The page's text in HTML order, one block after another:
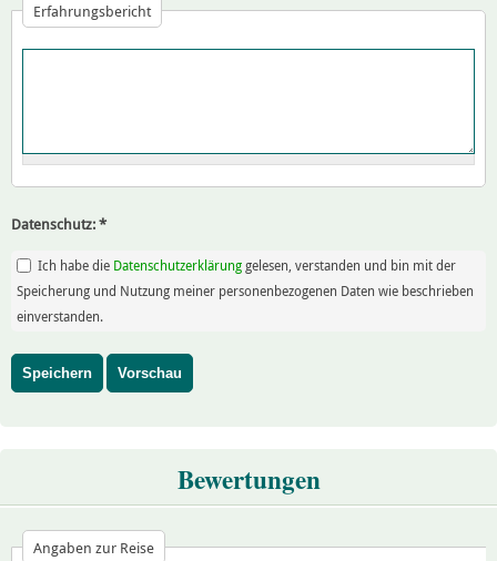
Erfahrungsbericht
Datenschutz:*
Ich habe die Datenschutzerklärung gelesen, verstanden und bin mit der
Speicherung und Nutzung meiner personenbezogenen Daten wie beschrieben
einverstanden.
Bewertungen
Angaben zur Reise